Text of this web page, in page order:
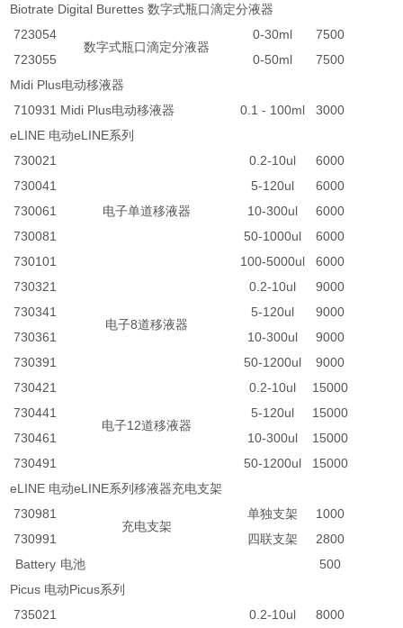
Biotrate Digital Burettes 数字式瓶口滴定分液器
723054
数字式瓶口滴定分液器
0-30ml
7500
723055
0-50ml
7500
Midi Plus电动移液器
710931 Midi Plus电动移液器 0.1 - 100ml
3000
eLINE 电动eLINE系列
730021
电子单道移液器
0.2-10ul
6000
730041
5-120ul
6000
730061
10-300ul
6000
730081
50-1000ul
6000
730101
100-5000ul
6000
730321
电子8道移液器
0.2-10ul
9000
730341
5-120ul
9000
730361
10-300ul
9000
730391
50-1200ul
9000
730421
电子12道移液器
0.2-10ul
15000
730441
5-120ul
15000
730461
10-300ul
15000
730491
50-1200ul
15000
eLINE 电动eLINE系列移液器充电支架
730981
充电支架
单独支架
1000
730991
四联支架
2800
Battery 电池
500
Picus 电动Picus系列
735021
0.2-10ul
8000